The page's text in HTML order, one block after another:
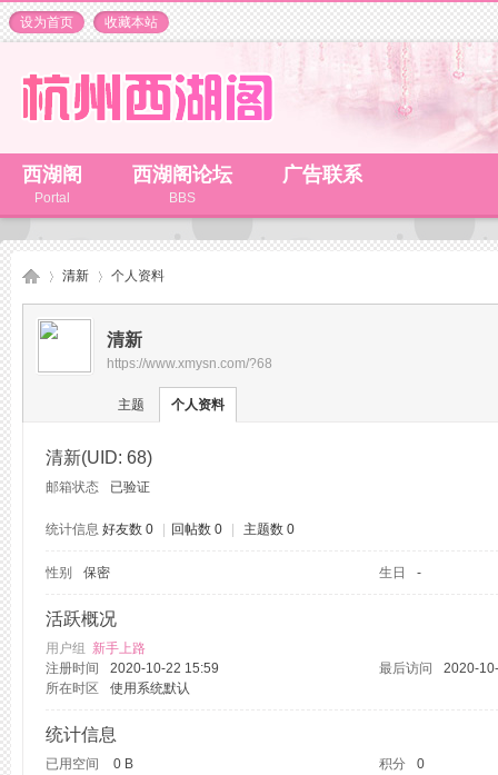
设为首页 收藏本站
西湖阁
Portal
西湖阁论坛
BBS
广告联系
›
清新
›
个人资料
清新
https://www.xmysn.com/?68
主题 个人资料
清新(UID: 68)
邮箱状态 已验证
统计信息 好友数 0 回帖数 0 主题数 0
性别 保密 生日 -
活跃概况
用户组 新手上路
注册时间
2020-10-22 15:59 最后访问
2020-
所在时区
使用系统默认
统计信息
已用空间 0 B 积分
0